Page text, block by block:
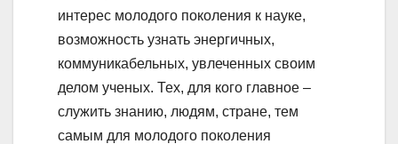
интерес молодого поколения к науке,
возможность узнать энергичных,
коммуникабельных, увлеченных своим
делом ученых. Тех, для кого главное –
служить знанию, людям, стране, тем
самым для молодого поколения